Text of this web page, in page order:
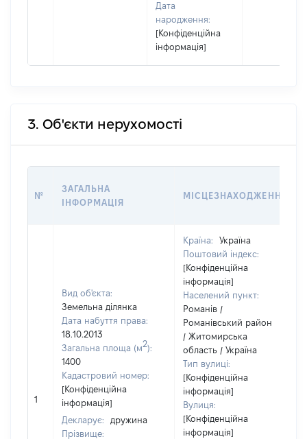
Дата
народження:
[Конфіденційна
інформація]
3. Об'єкти нерухомості
№
ЗАГАЛЬНА
ІНФОРМАЦІЯ
МІСЦЕЗНАХОДЖЕННЯ
1
Вид об'єкта:
Земельна ділянка
Дата набуття права:
18.10.2013
Загальна площа (м2):
1400
Кадастровий номер:
[Конфіденційна
інформація]
Декларує:
дружина
Прізвище:
Країна:
Україна
Поштовий індекс:
[Конфіденційна
інформація]
Населений пункт:
Романів /
Романівський район
/ Житомирська
область / Україна
Тип вулиці:
[Конфіденційна
інформація]
Вулиця:
[Конфіденційна
інформація]